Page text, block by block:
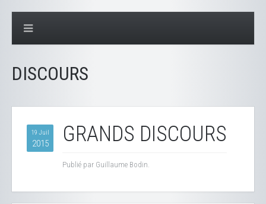
DISCOURS
19 Juil
2015 GRANDS DISCOURS
Publié par Guillaume Bodin.